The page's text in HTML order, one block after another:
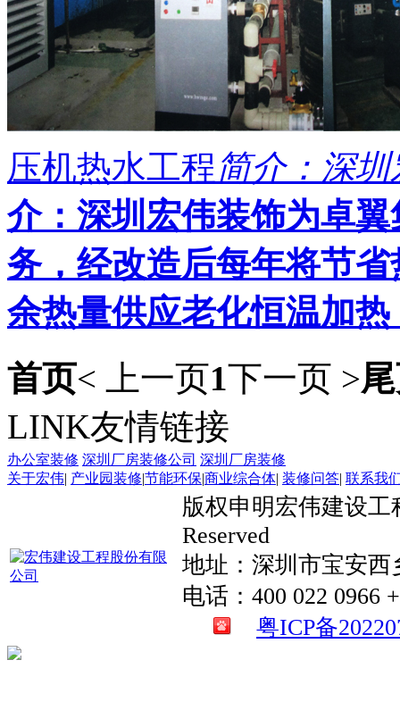
压机热水工程简介：深
介： 深圳宏伟装饰为卓
务，经改造后每年将节
余热量供应老化恒温加
首页< 上一页1下一页 >
LINK友情链接
办公室装修 深圳厂房装修公司 深圳厂房装修
关于宏伟| 产业园装修|节能环保|商业综合体| 装修问答| 联系我
版权申明宏伟建设工
Reserved
地址：深圳市宝安
电话：400 022 0966
粤ICP备